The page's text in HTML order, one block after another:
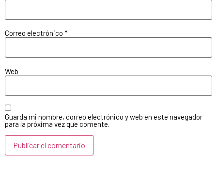
Correo electrónico *
Web
Guarda mi nombre, correo electrónico y web en este navegador
para la próxima vez que comente.